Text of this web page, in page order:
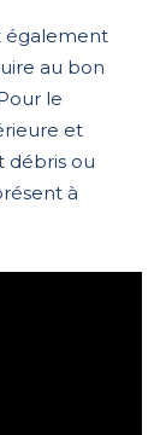
également
au bon
le
et
débris ou
à